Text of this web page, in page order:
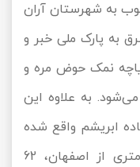
به شهرستان آران
به پارک ملی خبر و
نمک حوض مره و
به علاوه این
ابریشم واقع شده
بود، هم‌اکنون در فاصله 720 کیلومتری از اصفهان، 62